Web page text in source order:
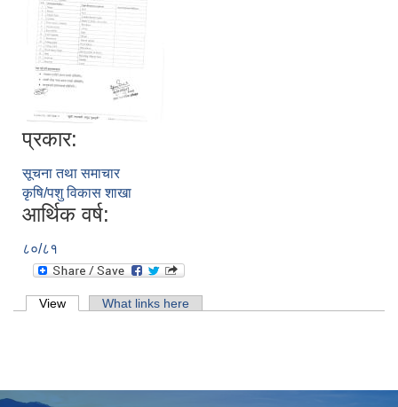
प्रकार:
सूचना तथा समाचार
कृषि/पशु विकास शाखा
आर्थिक वर्ष:
८०/८१
Primary tabs
View (active tab)What links here